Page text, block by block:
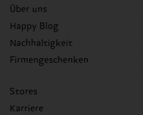
Über uns
Happy Blog
Nachhaltigkeit
Firmengeschenken
Stores
Karriere